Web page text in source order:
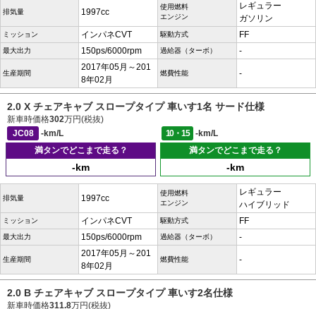
排気量 1997cc
使用燃料
エンジン
レギュラー
ガソリン
ミッション インパネCVT 駆動方式 FF
最大出力 150ps/6000rpm 過給器（ターボ） -
生産期間
2017年05月～201
8年02月
燃費性能 -
2.0 X チェアキャブ スロープタイプ 車いす1名 サード仕様
新車時価格302万円(税抜)
JC08
-km/L 10・15
-km/L
満タンでどこまで走る？
-km
満タンでどこまで走る？
-km
排気量 1997cc
使用燃料
エンジン
レギュラー
ハイブリッド
ミッション インパネCVT 駆動方式 FF
最大出力 150ps/6000rpm 過給器（ターボ） -
生産期間
2017年05月～201
8年02月
燃費性能 -
2.0 B チェアキャブ スロープタイプ 車いす2名仕様
新車時価格311.8万円(税抜)